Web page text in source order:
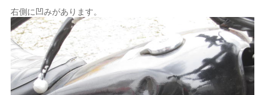
右側に凹みがあります。